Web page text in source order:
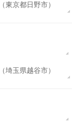
東京都日野市）
埼玉県越谷市）